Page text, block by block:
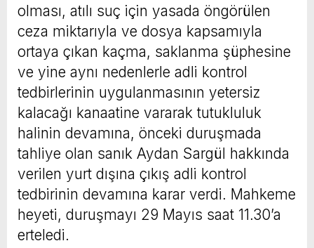
olması, atılı suç için yasada öngörülen
ceza miktarıyla ve dosya kapsamıyla
ortaya çıkan kaçma, saklanma şüphesine
ve yine aynı nedenlerle adli kontrol
tedbirlerinin uygulanmasının yetersiz
kalacağı kanaatine vararak tutukluluk
halinin devamına, önceki duruşmada
tahliye olan sanık Aydan Sargül hakkında
verilen yurt dışına çıkış adli kontrol
tedbirinin devamına karar verdi. Mahkeme
heyeti, duruşmayı 29 Mayıs saat 11.30’a
erteledi.